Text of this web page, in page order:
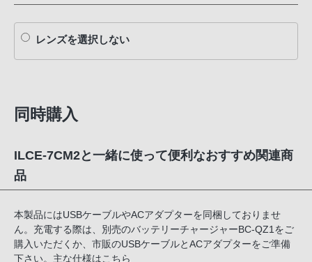
レンズを選択しない
同時購入
ILCE-7CM2と一緒に使って便利なおすすめ関連商
品
本製品にはUSBケーブルやACアダプターを同梱しておりませ
ん。充電する際は、別売のバッテリーチャージャーBC-QZ1をご
購入いただくか、市販のUSBケーブルとACアダプターをご準備
下さい。主な仕様は こちら